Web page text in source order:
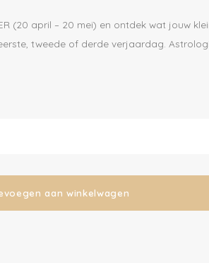
(20 april – 20 mei) en ontdek wat jouw
tweede of derde verjaardag.
aan winkelwagen